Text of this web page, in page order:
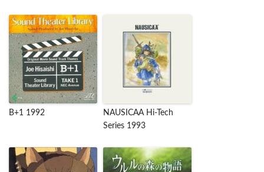
B+1 1992
NAUSICAA Hi-Tech
Series 1993